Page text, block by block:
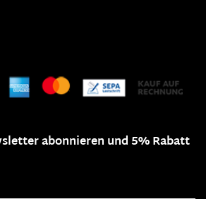
abonnieren und 5% Rabatt